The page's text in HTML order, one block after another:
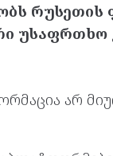
რუსეთის
უსაფრთხო
არ